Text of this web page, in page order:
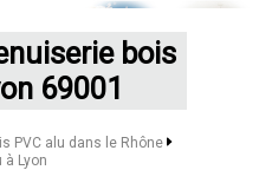
bois
69001
PVC alu dans le Rhône
à Lyon